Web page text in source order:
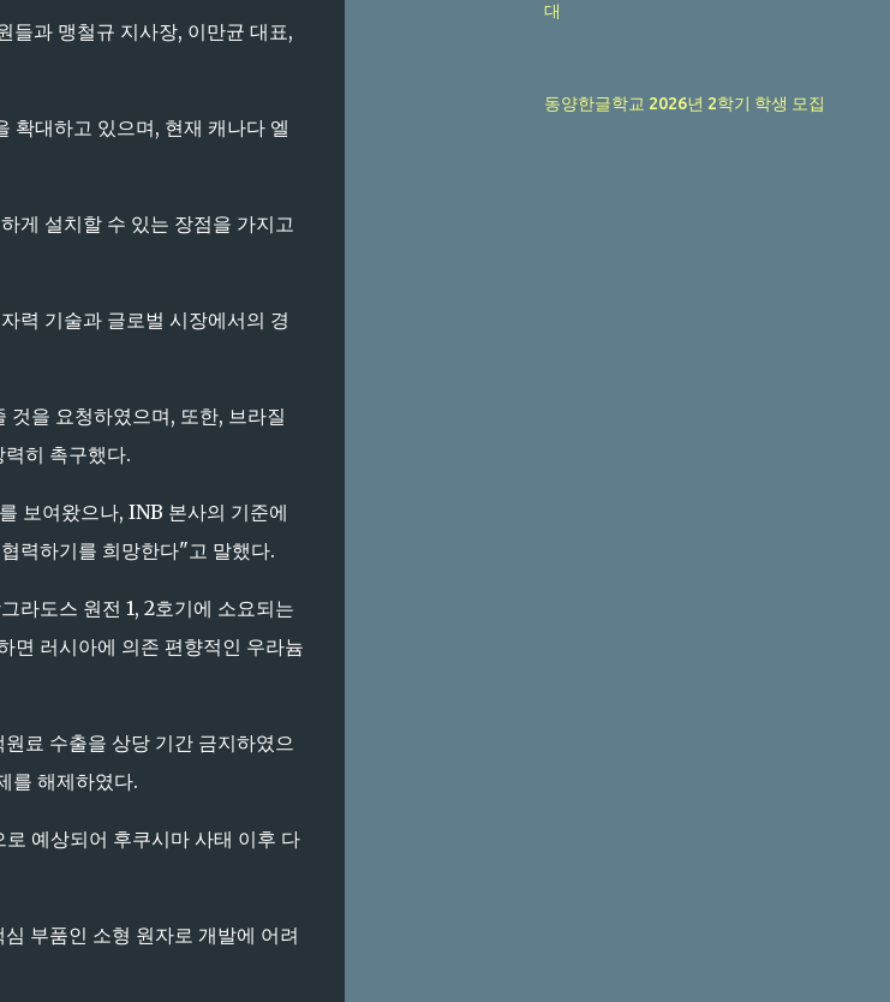
과 맹철규 지사장, 이만균 대표,
확대하고 있으며, 현재 캐나다 엘
게 설치할 수 있는 장점을 가지고
력 기술과 글로벌 시장에서의 경
을 요청하였으며, 또한, 브라질
히 촉구했다.
보여왔으나, INB 본사의 기준에
력하기를 희망한다"고 말했다.
라도스 원전 1, 2호기에 소요되는
면 러시아에 의존 편향적인 우라늄
료 수출을 상당 기간 금지하였으
를 해제하였다.
예상되어 후쿠시마 사태 이후 다
부품인 소형 원자로 개발에 어려
대
동양한글학교 2026년 2학기 학생 모집